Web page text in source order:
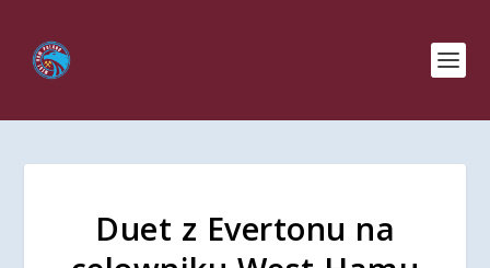
Duet z Evertonu na